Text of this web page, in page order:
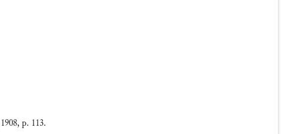
p. 113.